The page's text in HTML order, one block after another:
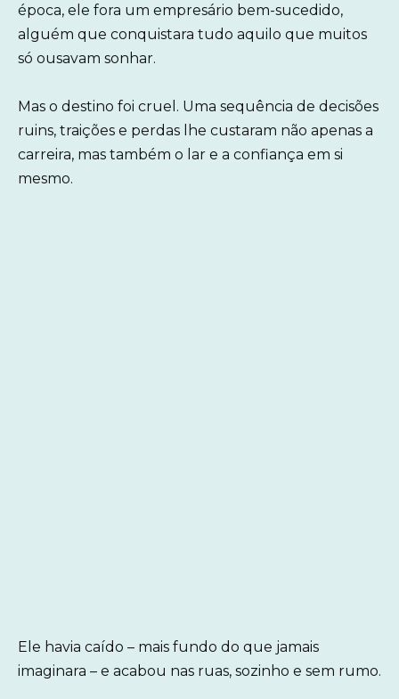
época, ele fora um empresário bem-sucedido,
alguém que conquistara tudo aquilo que muitos
só ousavam sonhar.
Mas o destino foi cruel. Uma sequência de decisões
ruins, traições e perdas lhe custaram não apenas a
carreira, mas também o lar e a confiança em si
mesmo.
Ele havia caído – mais fundo do que jamais
imaginara – e acabou nas ruas, sozinho e sem rumo.